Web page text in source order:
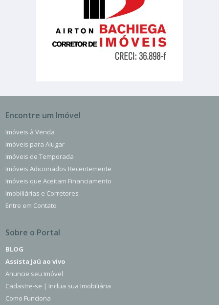
Encontre um Imóvel
Imóveis à Venda
Imóveis para Alugar
Imóveis de Temporada
Imóveis Adicionados Recentemente
Imóveis que Aceitam Financiamento
Imobiliárias e Corretores
Entre em Contato
Sobre o Portal
BLOG
Assista Jaú ao vivo
Anuncie seu Imóvel
Cadastre-se | Inclua sua Imobiliária
Como Funciona